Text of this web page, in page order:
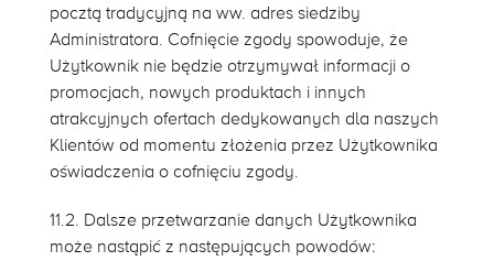
pocztą tradycyjną na ww. adres siedziby
Administratora. Cofnięcie zgody spowoduje, że
Użytkownik nie będzie otrzymywał informacji o
promocjach, nowych produktach i innych
atrakcyjnych ofertach dedykowanych dla naszych
Klientów od momentu złożenia przez Użytkownika
oświadczenia o cofnięciu zgody.
11.2. Dalsze przetwarzanie danych Użytkownika
może nastąpić z następujących powodów: